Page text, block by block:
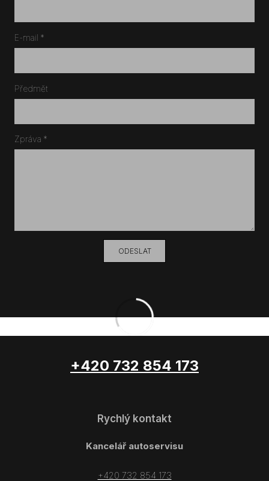
E-mail *
Předmět
Zpráva *
ODESLAT
+420 732 854 173
Rychlý kontakt
Kancelář autoservisu
+420 732 854 173